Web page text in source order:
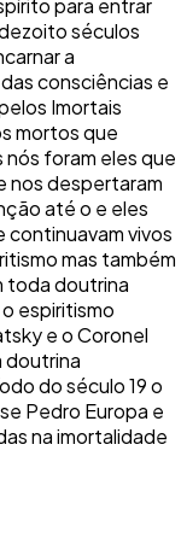
para entrar
séculos
a
consciências e
Imortais
mortos que
foram eles que
nos despertaram
até o e eles
continuavam vivos
mas também
toda doutrina
espiritismo
e o Coronel
doutrina
do século 19 o
Pedro Europa e
na imortalidade